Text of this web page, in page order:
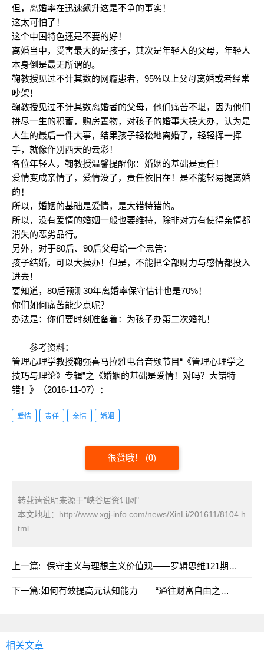
但，离婚率在迅速飙升这是不争的事实！
这太可怕了！
这个中国特色还是不要的好！
离婚当中，受害最大的是孩子，其次是年轻人的父母，年轻人
本身倒是最无所谓的。
鞠教授见过不计其数的网瘾患者，95%以上父母离婚或者经常
吵架！
鞠教授见过不计其数离婚者的父母，他们痛苦不堪，因为他们
拼尽一生的积蓄，购房置物，对孩子的婚事大操大办，认为是
人生的最后一件大事，结果孩子轻松地离婚了，轻轻挥一挥
手，就像作别西天的云彩！
各位年轻人，鞠教授温馨提醒你：婚姻的基础是责任！
爱情变成亲情了，爱情没了，责任依旧在！是不能轻易提离婚
的！
所以，婚姻的基础是爱情，是大错特错的。
所以，没有爱情的婚姻一般也要维持，除非对方有使得亲情都
消失的恶劣品行。
另外，对于80后、90后父母给一个忠告：
孩子结婚，可以大操办！但是，不能把全部财力与感情都投入
进去！
要知道，80后预测30年离婚率保守估计也是70%！
你们如何痛苦能少点呢？
办法是：你们要时刻准备着：为孩子办第二次婚礼！
参考资料：
管理心理学教授鞠强喜马拉雅电台音频节目“《管理心理学之
技巧与理论》专辑”之《婚姻的基础是爱情！对吗？大错特
错！》（2016-11-07）：
爱情 责任 亲情 婚姻
很赞哦！ (0)
转载请说明来源于"峡谷居资讯网"
本文地址： http://www.xgj-info.com/news/XinLi/201611/8104.h
tml
上一篇: 保守主义与理想主义价值观——罗辑思维121期《丰满理想下的残酷杀戮》读后感
下一篇:如何有效提高元认知能力——“通往财富自由之路”第10篇
相关文章